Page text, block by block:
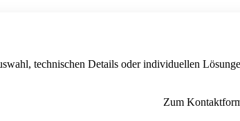
technischen Details oder individuellen
Zum